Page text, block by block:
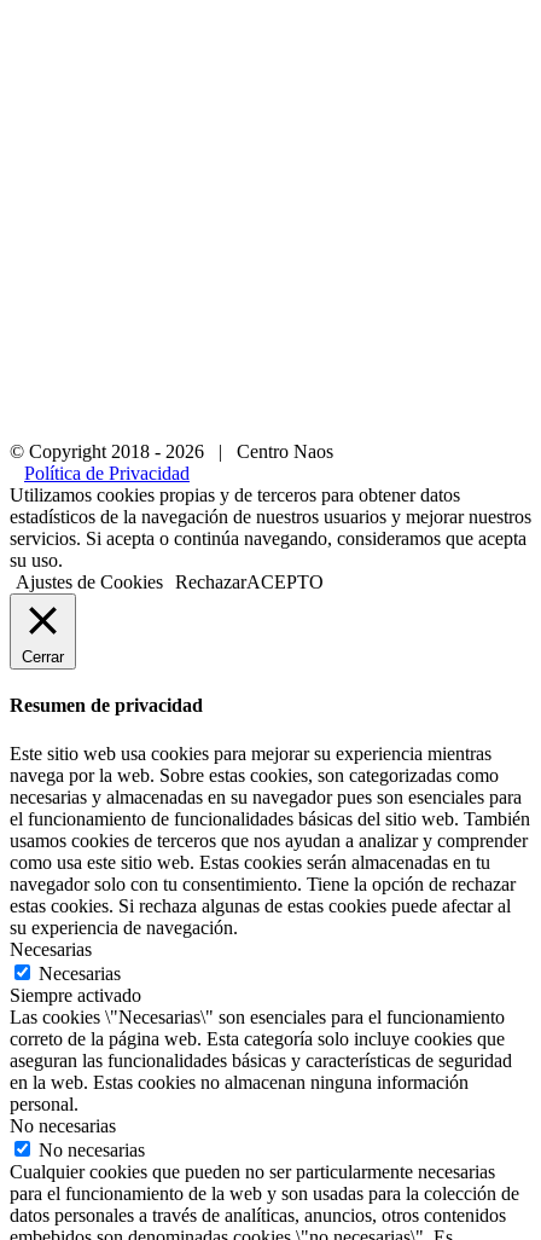
© Copyright 2018 - 2026 | Centro Naos
Política de Privacidad
Facebook
Twitter
Instagram
Utilizamos cookies propias y de terceros para obtener datos
estadísticos de la navegación de nuestros usuarios y mejorar nuestros
servicios. Si acepta o continúa navegando, consideramos que acepta
su uso.
Ajustes de Cookies RechazarACEPTO
Cerrar
Resumen de privacidad
Este sitio web usa cookies para mejorar su experiencia mientras
navega por la web. Sobre estas cookies, son categorizadas como
necesarias y almacenadas en su navegador pues son esenciales para
el funcionamiento de funcionalidades básicas del sitio web. También
usamos cookies de terceros que nos ayudan a analizar y comprender
como usa este sitio web. Estas cookies serán almacenadas en tu
navegador solo con tu consentimiento. Tiene la opción de rechazar
estas cookies. Si rechaza algunas de estas cookies puede afectar al
su experiencia de navegación.
Necesarias
Necesarias
Siempre activado
Las cookies \"Necesarias\" son esenciales para el funcionamiento
correto de la página web. Esta categoría solo incluye cookies que
aseguran las funcionalidades básicas y características de seguridad
en la web. Estas cookies no almacenan ninguna información
personal.
No necesarias
No necesarias
Cualquier cookies que pueden no ser particularmente necesarias
para el funcionamiento de la web y son usadas para la colección de
datos personales a través de analíticas, anuncios, otros contenidos